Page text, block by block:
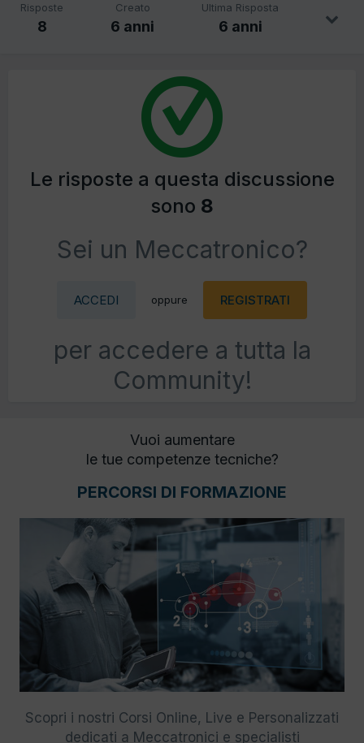
Risposte
8
Creato
6 anni
Ultima Risposta
6 anni
Le risposte a questa discussione
sono 8
Sei un Meccatronico?
ACCEDI oppure REGISTRATI
per accedere a tutta la
Community!
Vuoi aumentare
le tue competenze tecniche?
PERCORSI DI FORMAZIONE
Scopri i nostri Corsi Online, Live e Personalizzati
dedicati a Meccatronici e specialisti